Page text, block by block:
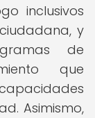
inclusivos
y
de
que
Asimismo,